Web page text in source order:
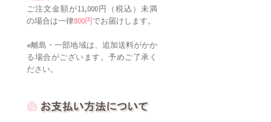
※離島・一部地域は、追加送料がかか
る場合がございます。予めご了承く
ご注文時に以下の方法からご指定く
ださい。